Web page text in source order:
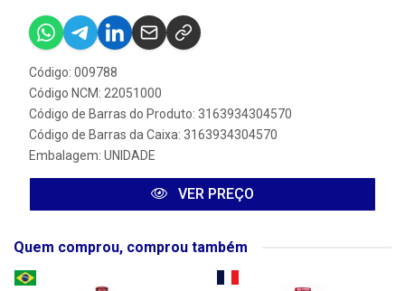
Código: 009788
Código NCM: 22051000
Código de Barras do Produto: 3163934304570
Código de Barras da Caixa: 3163934304570
Embalagem: UNIDADE
VER PREÇO
Quem comprou, comprou também